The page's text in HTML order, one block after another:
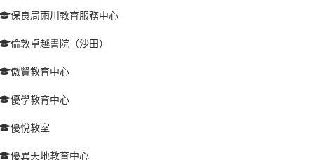
保良局雨川教育服務中心
倫敦卓越書院（沙田）
傲賢教育中心
優學教育中心
優悅教室
優異天地教育中心